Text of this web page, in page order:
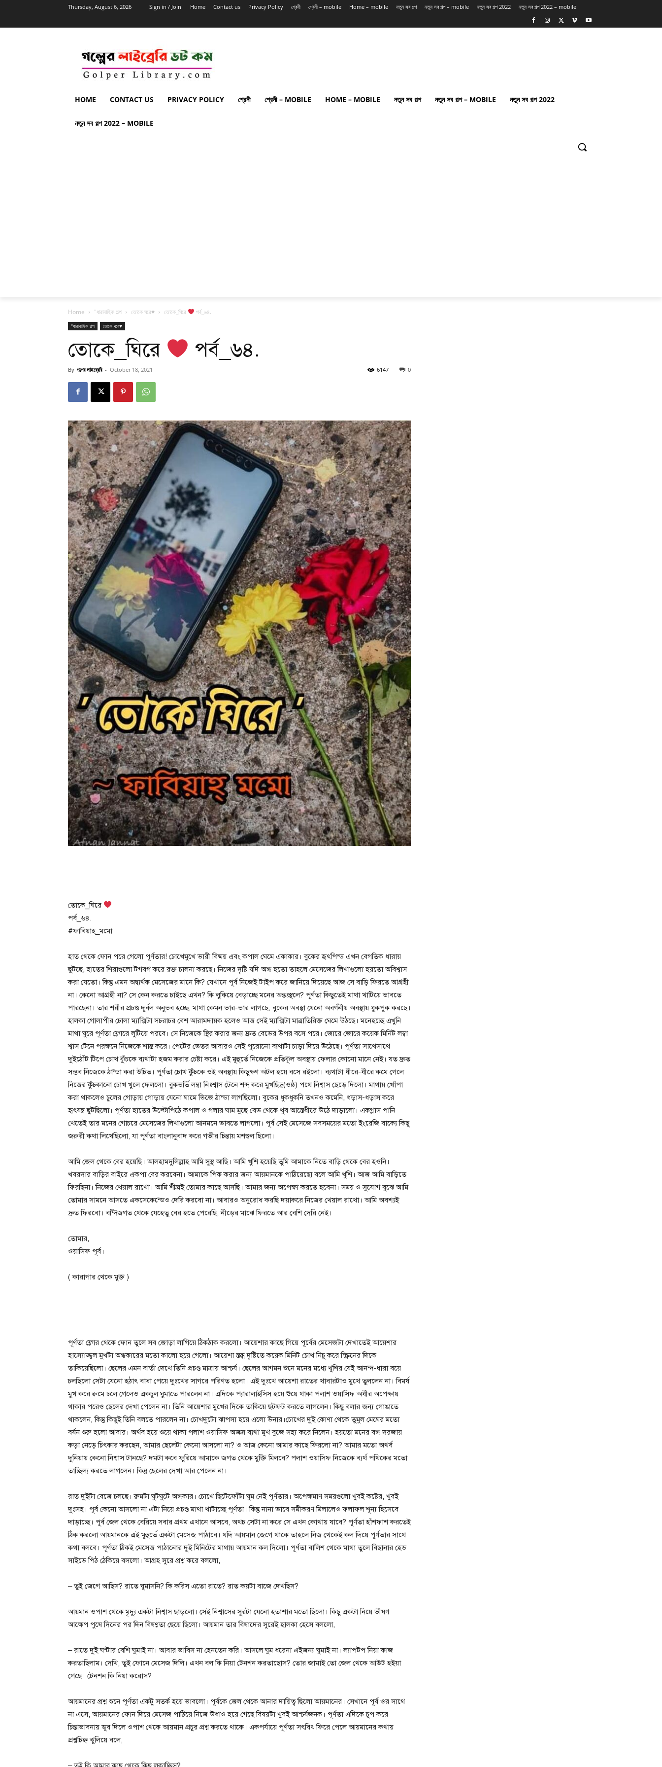
Thursday, August 6, 2026 Sign in / Join Home Contact us Privacy Policy শ্রেনী শ্রেনী – mobile Home – mobile নতুন সব গল্প নতুন সব গল্প – mobile নতুন সব গল্প 2022 নতুন সব গল্প 2022 – mobile
HOME CONTACT US PRIVACY POLICY শ্রেনী শ্রেনী – MOBILE HOME – MOBILE নতুন সব গল্প নতুন সব গল্প – MOBILE নতুন সব গল্প 2022
নতুন সব গল্প 2022 – MOBILE
Home "ধারাবাহিক গল্প তোকে ঘরে♥ তোকে_ঘিরে পর্ব_৬৪.
"ধারাবাহিক গল্প তোকে ঘরে♥
তোকে_ঘিরে পর্ব_৬৪.
By গল্পের লাইব্রেরি - October 18, 2021 0
6147
তোকে_ঘিরে
পর্ব_৬৪.
#ফাবিয়াহ্_মমো
হাত থেকে ফোন পরে গেলো পূর্ণতার! চোখেমুখে ভারী বিষ্ময় এবং কপাল ঘেমে একাকার। বুকের হৃৎপিন্ড এখন বেগতিক ধারায়
ছুটছে, হাতের শিরাগুলো টগবগ করে রক্ত চালনা করছে। নিজের দৃষ্টি যদি অন্ধ হতো তাহলে মেসেজের লিখাগুলো হয়তো অবিশ্বাস
করা যেতো। কিন্তু এমন অদ্ব্যর্থক মেসেজের মানে কি? যেখানে পূর্ব নিজেই টাইপ করে জানিয়ে দিয়েছে আজ সে বাড়ি ফিরতে আগ্রহী
না। কেনো আগ্রহী না? সে কেন করতে চাইছে এখন? কি লুকিয়ে বেড়াচ্ছে মনের অন্তঃস্থলে? পূর্ণতা কিছুতেই মাথা খাটিয়ে ভাবতে
পারছেনা। তার শরীর প্রচণ্ড দূর্বল অনুভব হচ্ছে, মাথা কেমন ভার-ভার লাগছে, বুকের অবস্থা যেনো অবর্ণনীয় অবস্থায় ধুকপুক করছে।
হালকা গোলাপীর ঢোলা ম্যাক্সিটা সচরাচর বেশ আরামদায়ক হলেও আজ সেই ম্যাক্সিটা মাত্রাতিরিক্ত ঘেমে উঠছে। মনেহচ্ছে এখুনি
মাথা ঘুরে পূর্ণতা ফ্লোরে লুটিয়ে পরবে। সে নিজেকে স্থির করার জন্য দ্রুত বেডের উপর বসে পরে। জোরে জোরে কয়েক মিনিট লম্বা
শ্বাস টেনে পরক্ষনে নিজেকে শান্ত করে। পেটের ভেতর আবারও সেই পুরোনো ব্যথাটা চাড়া দিয়ে উঠেছে। পূর্ণতা সাথেসাথে
দুইঠোঁট টিপে চোখ কুঁচকে ব্যথাটা হজম করার চেষ্টা করে। এই মূহুর্তে নিজেকে প্রতিকূল অবস্থায় ফেলার কোনো মানে নেই। যত দ্রুত
সম্ভব নিজেকে ঠান্ডা করা উচিত। পূর্ণতা চোখ কুঁচকে ওই অবস্থায় কিছুক্ষণ অটল হয়ে বসে রইলো। ব্যথাটা ধীরে-ধীরে কমে গেলে
নিজের কুঁচকানো চোখ খুলে ফেললো। বুকভর্তি লম্বা নিঃশ্বাস টেনে শব্দ করে মুখছিদ্র(ওষ্ঠ) পথে নিশ্বাস ছেড়ে দিলো। মাথায় খোঁপা
করা থাকলেও চুলের গোড়ায় গোড়ায় যেনো ঘামে ভিজে ঠান্ডা লাগছিলো। বুকের ধুকধুকনি তখনও কমেনি, ধড়াস-ধড়াস করে
হৃৎযন্ত্র ছুটছিলো। পূর্ণতা হাতের উল্টোপিঠে কপাল ও গলার ঘাম মুছে বেড থেকে খুব আস্তেধীরে উঠে দাড়ালো। একগ্লাস পানি
খেতেই তার মনের গোচরে মেসেজের লিখাগুলো আনমনে ভাবতে লাগলো। পূর্ব সেই মেসেজে সবসময়ের মতো ইংরেজি বাক্যে কিছু
জরুরী কথা লিখেছিলো, যা পূর্ণতা বাংলানুবাদ করে গভীর চিন্তায় মশগুল ছিলো।
আমি জেল থেকে বের হয়েছি। আলহামদুলিল্লাহ আমি সুস্থ আছি। আমি খুশি হয়েছি তুমি আমাকে নিতে বাড়ি থেকে বের হওনি।
খবরদার বাড়ির বাইরে একপা বের করবেনা। আমাকে পিক করার জন্য আয়মানকে পাঠিয়েছো বলে আমি খুশি। আজ আমি বাড়িতে
ফিরছিনা। নিজের খেয়াল রাখো। আমি শীঘ্রই তোমার কাছে আসছি। আমার জন্য অপেক্ষা করতে হবেনা। সময় ও সুযোগ বুঝে আমি
তোমার সামনে আসতে একসেকেন্ডেও দেরি করবো না। আবারও অনুরোধ করছি দয়াকরে নিজের খেয়াল রাখো। আমি অবশ্যই
দ্রুত ফিরবো। বন্দিজগত থেকে যেহেতু বের হতে পেরেছি, নীড়ের মাঝে ফিরতে আর বেশি দেরি নেই।
তোমার,
ওয়াসিফ পূর্ব।
( কারাগার থেকে মুক্ত )
পূর্ণতা ফ্লোর থেকে ফোন তুলে সব জোড়া লাগিয়ে ঠিকঠাক করলো। আয়েশার কাছে গিয়ে পূর্বের মেসেজটা দেখাতেই আয়েশার
হাস্যোজ্জ্বল মুখটা অন্ধকারের মতো কালো হয়ে গেলো। আয়েশা স্তব্ধ দৃষ্টিতে কয়েক মিনিট চোখ নিচু করে স্ক্রিনের দিকে
তাকিয়েছিলো। ছেলের এমন বার্তা দেখে তিনি প্রচণ্ড মাত্রায় আশ্চর্য। ছেলের আগমন শুনে মনের মধ্যে খুশির যেই আনন্দ-ধারা বয়ে
চলছিলো সেটা যেনো হঠাৎ বাধা পেয়ে দুঃখের সাগরে পরিণত হলো। এই দুঃখে আয়েশা রাতের খাবারটাও মুখে তুললেন না। বিমর্ষ
মুখ করে রুমে চলে গেলেও একচুল ঘুমাতে পারলেন না। এদিকে প্যারালাইসিস হয়ে শুয়ে থাকা পলাশ ওয়াসিফ অধীর অপেক্ষায়
থাকার পরেও ছেলের দেখা পেলেন না। তিনি আয়েশার মুখের দিকে তাকিয়ে ছটফট করতে লাগলেন। কিছু বলার জন্য গোঙাতে
থাকলেন, কিন্তু কিছুই তিনি বলতে পারলেন না। চোখদুটো ঝাপসা হয়ে এলো উনার।চোখের দুই কোণা থেকে তুমুল মেঘের মতো
বর্ষন শুরু হলো আবার। অর্থব হয়ে শুয়ে থাকা পলাশ ওয়াসিফ অজস্র ব্যথা মুখ বুজে সহ্য করে নিলেন। হয়তো মনের বন্ধ দরজায়
কড়া নেড়ে চিৎকার করছেন, আমার ছেলেটা কেনো আসলো না? ও আজ কেনো আমার কাছে ফিরলো না? আমার মতো অথর্ব
দুনিয়ায় কেনো নিশ্বাস টানছে? দমটা কবে ফুরিয়ে আমাকে জগত থেকে মুক্তি মিলবে? পলাশ ওয়াসিফ নিজেকে ব্যর্থ পথিকের মতো
তাচ্ছিল্য করতে লাগলেন। কিন্তু ছেলের দেখা আর পেলেন না।
রাত দুইটা বেজে চলছে। রুমটা ঘুটঘুটে অন্ধকার। চোখে ছিটেফোঁটা ঘুম নেই পূর্ণতার। অপেক্ষমাণ সময়গুলো খুবই কষ্টের, খুবই
দুঃসহ। পূর্ব কেনো আসলো না এটা নিয়ে প্রচণ্ড মাথা খাটাচ্ছে পূর্ণতা। কিন্তু নানা ভাবে সমীকরণ মিলালেও ফলাফল শূন্য হিসেবে
দাড়াচ্ছে। পূর্ব জেল থেকে বেরিয়ে সবার প্রথম এখানে আসবে, অথচ সেটা না করে সে এখন কোথায় যাবে? পূর্ণতা হাঁশফাশ করতেই
ঠিক করলো আয়মানকে এই মূহুর্তে একটা মেসেজ পাঠাবে। যদি আয়মান জেগে থাকে তাহলে নিজ থেকেই কল দিয়ে পূর্ণতার সাথে
কথা বলবে। পূর্ণতা ঠিকই মেসেজ পাঠানোর দুই মিনিটের মাথায় আয়মান কল দিলো। পূর্ণতা বালিশ থেকে মাথা তুলে বিছানার হেড
সাইডে পিঠ ঠেকিয়ে বসলো। আগ্রহ সুরে প্রশ্ন করে বললো,
– তুই জেগে আছিস? রাতে ঘুমাসনি? কি করিস এতো রাতে? রাত কয়টা বাজে দেখছিস?
আয়মান ওপাশ থেকে মৃদ্যু একটা নিশ্বাস ছাড়লো। সেই নিশ্বাসের সুরটা যেনো হতাশার মতো ছিলো। কিছু একটা নিয়ে ভীষণ
আক্ষেপ পুষে দিনের পর দিন বিষণ্ণতা ছেয়ে ছিলো। আয়মান তার বিষাদের সুরেই হালকা হেসে বললো,
– রাতে দুই ঘন্টার বেশি ঘুমাই না। আবার ভাবিস না হেনতেন করি। আসলে ঘুম ধরেনা এইজন্য ঘুমাই না। ল্যাপটপ নিয়া কাজ
করতাছিলাম। দেখি, তুই ফোনে মেসেজ দিলি। এখন বল কি নিয়া টেনশন করতাছোস? তোর জামাই তো জেল থেকে আউট হইয়া
গেছে। টেনশন কি নিয়া করোস?
আয়মানের প্রশ্ন শুনে পূর্ণতা একটু সতর্ক হয়ে ভাবলো। পূর্বকে জেল থেকে আনার দায়িত্ব ছিলো আয়মানের। সেখানে পূর্ব ওর সাথে
না এসে, আয়মানের ফোন দিয়ে মেসেজ পাঠিয়ে নিজে উধাও হয়ে গেছে বিষয়টা খুবই আশ্চর্যজনক। পূর্ণতা এদিকে চুপ করে
চিন্তাভাবনায় ডুব দিলে ওপাশ থেকে আয়মান প্রচুর প্রশ্ন করতে থাকে। একপর্যায়ে পূর্ণতা সৎবিৎ ফিরে পেলে আয়মানের কথায়
প্রশ্নচিহ্ন ঝুলিয়ে বলে,